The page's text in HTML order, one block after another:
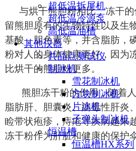
超低温拆屏机
超低温冷源泵
高低温油槽
其他仪器
共晶点测试仪
制冰机
雪花制冰机
方块制冰机
片冰机
子弹头制冰机
恒温槽
恒温槽HX系列
与烘干熊胆粉相比，冻干的
留熊胆原有的生物特性以及生
基酸，胆色素等，并含脂肪，
粉对人的身体健康更好，因为
比烘干的熊胆粉更多。
熊胆冻干粉的作用，随着人
脂肪肝、胆囊炎、病毒性肝炎
睑带状疱疹，痔疮等疾病越来
冻干粉作为肝脏和健康的保护